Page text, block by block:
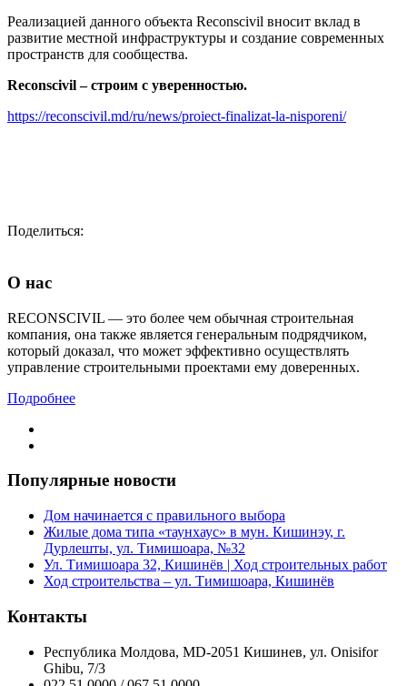
Реализацией данного объекта Reconscivil вносит вклад в
развитие местной инфраструктуры и создание современных
пространств для сообщества.
Reconscivil – строим с уверенностью.
https://reconscivil.md/ru/news/proiect-finalizat-la-nisporeni/
Поделиться:
О нас
RECONSCIVIL — это более чем обычная строительная
компания, она также является генеральным подрядчиком,
который доказал, что может эффективно осуществлять
управление строительными проектами ему доверенных.
Подробнее
Популярные новости
Дом начинается с правильного выбора
Жилые дома типа «таунхаус» в мун. Кишинэу, г.
Дурлешты, ул. Тимишоара, №32
Ул. Тимишоара 32, Кишинёв | Ход строительных работ
Ход строительства – ул. Тимишоара, Кишинёв
Контакты
Республика Молдова, MD-2051 Кишинев, ул. Onisifor
Ghibu, 7/3